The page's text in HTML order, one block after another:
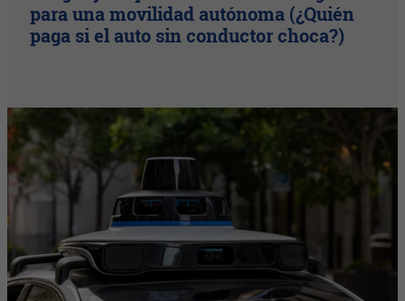
para una movilidad autónoma (¿Quién
paga si el auto sin conductor choca?)